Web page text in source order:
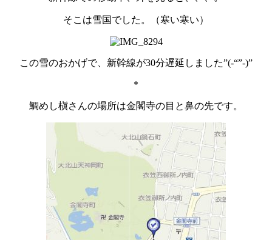
そこは雪国でした。（寒い寒い）
この雪のおかげで、新幹線が30分遅延しました”(-“”-)”
*
鯛めし槇さんの場所は金閣寺の目と鼻の先です。